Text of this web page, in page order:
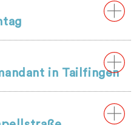
in Tailfingen